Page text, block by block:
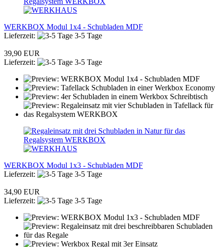
WERKBOX Modul 1x4 - Schubladen MDF
Lieferzeit:
3-5 Tage
39,90 EUR
Lieferzeit:
3-5 Tage
WERKBOX Modul 1x3 - Schubladen MDF
Lieferzeit:
3-5 Tage
34,90 EUR
Lieferzeit:
3-5 Tage